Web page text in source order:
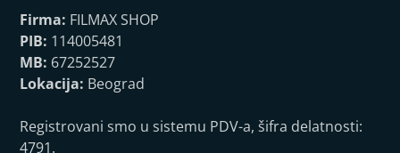
Firma: FILMAX SHOP
PIB: 114005481
MB: 67252527
Lokacija: Beograd
Registrovani smo u sistemu PDV-a, šifra delatnosti:
4791.